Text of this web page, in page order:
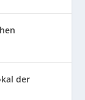
der